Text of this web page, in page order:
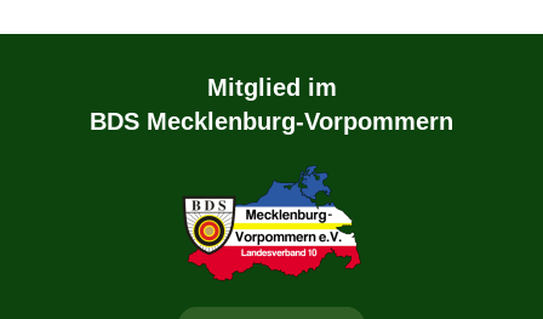
Mitglied im
BDS Mecklenburg-Vorpommern